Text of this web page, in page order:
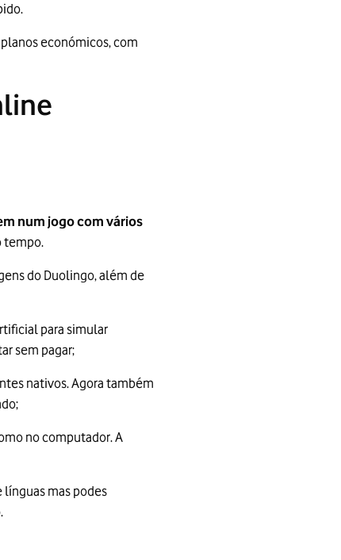
económicos, com
num jogo com vários
tempo.
do Duolingo, além de
para simular
sem pagar;
nativos. Agora também
no computador. A
línguas mas podes